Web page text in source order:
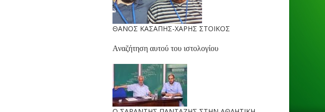
ΘΑΝΟΣ ΚΑΣΑΠΗΣ-ΧΑΡΗΣ ΣΤΟΙΚΟΣ
Αναζήτηση αυτού του ιστολογίου